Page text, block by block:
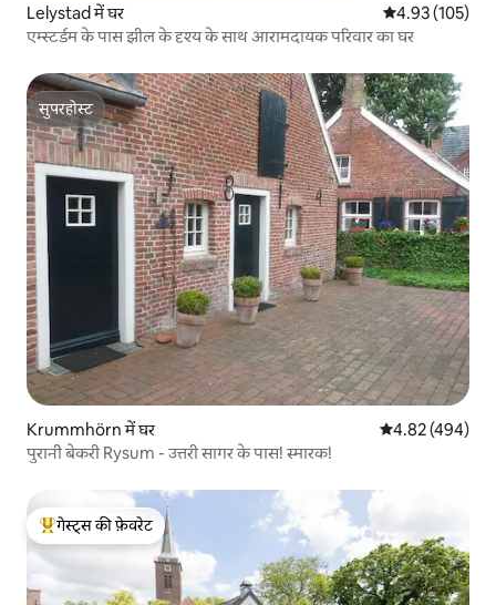
Lelystad में घर औसत रेटिंग 5 में से
4.93 (105)
एम्स्टर्डम के पास झील के दृश्य के साथ आरामदायक परिवार का घर
सुपरहोस्ट
सुपरहोस्ट
Krummhörn में घर औसत रेटिंग 5 में से
4.82 (494)
पुरानी बेकरी Rysum - उत्तरी सागर के पास! स्मारक!
गेस्ट्स का टॉप फ़ेवरेट
गेस्ट्स की फ़ेवरेट